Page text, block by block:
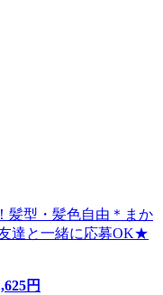
型・髪色自由＊まか
達と一緒に応募OK★
円